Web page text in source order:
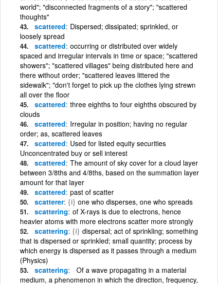
world"; "disconnected fragments of a story"; "scattered
thoughts"
scattered Dispersed; dissipated; sprinkled, or
loosely spread
scattered occurring or distributed over widely
spaced and irregular intervals in time or space; "scattered
showers"; "scattered villages" being distributed here and
there without order; "scattered leaves littered the
sidewalk"; "don't forget to pick up the clothes lying strewn
all over the floor
scattered three eighths to four eighths obscured by
clouds
scattered Irregular in position; having no regular
order; as, scattered leaves
scattered Used for listed equity securities
Unconcentrated buy or sell interest
scattered The amount of sky cover for a cloud layer
between 3/8ths and 4/8ths, based on the summation layer
amount for that layer
scattered past of scatter
scatterer {i} one who disperses, one who spreads
scattering of X-rays is due to electrons, hence
heavier atoms with more electrons scatter more strongly
scattering {i} dispersal; act of sprinkling; something
that is dispersed or sprinkled; small quantity; process by
which energy is dispersed as it passes through a medium
(Physics)
scattering
Of a wave propagating in a material
medium, a phenomenon in which the direction, frequency,